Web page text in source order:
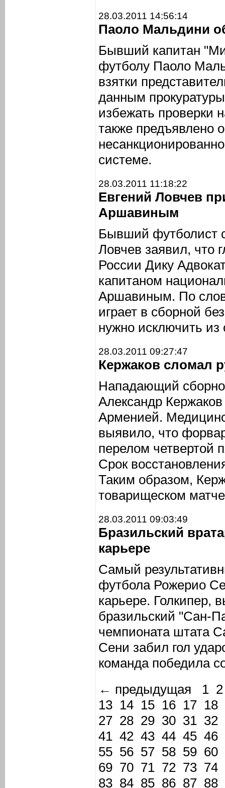
28.03.2011 14:56:14
Паоло Мальдини
Бывший капитан
футболу Паоло
взятки
данным
избежать проверки
также предъявлено
системе.
28.03.2011 11:18:22
Евгений Ловчев
Аршавиным
Бывший футболист
Ловчев заявил, что
России Дику
капитаном
Аршавиным. По
играет в сборной
нужно исключить из
28.03.2011 09:27:47
Кержаков сломал
Нападающий
Александр
Арменией.
выявило, что
перелом четвертой
Срок
Таким образом,
товарищеском
28.03.2011 09:03:49
Бразильский
карьере
Самый
футбола Рожерио
карьере. Голкипер,
бразильский "Сан-
чемпионата штата
Сени забил гол
команда победила
← предыдущая
1 2
13 14 15 16 17 18
27 28 29 30 31 32
41 42 43 44 45 46
55 56 57 58 59 60
69 70 71 72 73 74
83 84 85 86 87 88